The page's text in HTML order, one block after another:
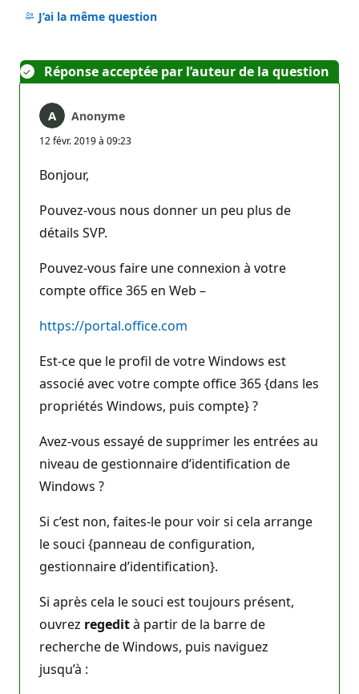
commentaire
J’ai la même question
Réponse acceptée par l’auteur de la question
Anonyme
12 févr. 2019 à 09:23
Bonjour,
Pouvez-vous nous donner un peu plus de
détails SVP.
Pouvez-vous faire une connexion à votre
compte office 365 en Web –
https://portal.office.com
Est-ce que le profil de votre Windows est
associé avec votre compte office 365 {dans les
propriétés Windows, puis compte} ?
Avez-vous essayé de supprimer les entrées au
niveau de gestionnaire d’identification de
Windows ?
Si c’est non, faites-le pour voir si cela arrange
le souci {panneau de configuration,
gestionnaire d’identification}.
Si après cela le souci est toujours présent,
ouvrez regedità partir de la barre de
recherche de Windows, puis naviguez
jusqu’à :